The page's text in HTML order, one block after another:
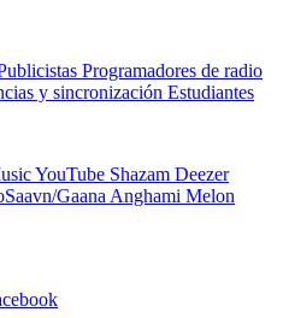
Programadores de radio
y sincronización Estudiantes
YouTube Shazam Deezer
Gaana Anghami Melon